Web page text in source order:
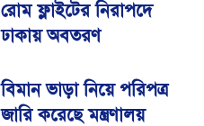
রোম ফ্লাইটের নিরাপদে
ঢাকায় অবতরণ
বিমান ভাড়া নিয়ে পরিপত্র
জারি করেছে মন্ত্রণালয়